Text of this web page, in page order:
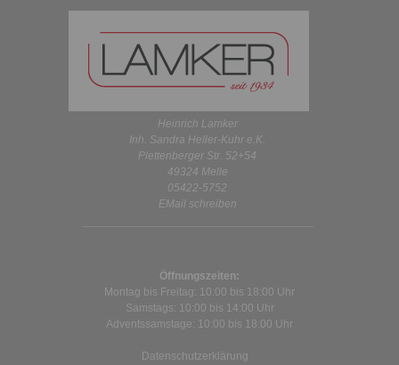
Heinrich Lamker
Inh. Sandra Heller-Kuhr e.K.
Plettenberger Str. 52+54
49324 Melle
05422-5752
EMail schreiben
Öffnungszeiten:
Montag bis Freitag: 10:00 bis 18:00 Uhr
Samstags: 10:00 bis 14:00 Uhr
Adventssamstage: 10:00 bis 18:00 Uhr
Datenschutzerklärung